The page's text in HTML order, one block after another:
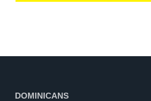
DOMINICANS